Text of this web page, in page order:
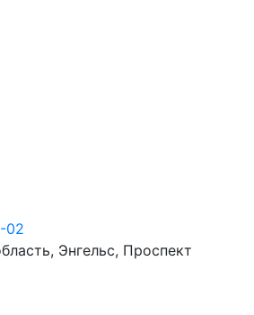
02
Энгельс, Проспект